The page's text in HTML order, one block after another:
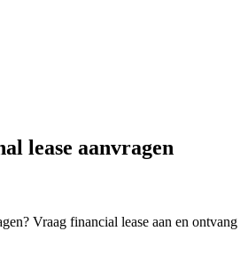
lease aanvragen
Vraag financial lease aan en ontvang